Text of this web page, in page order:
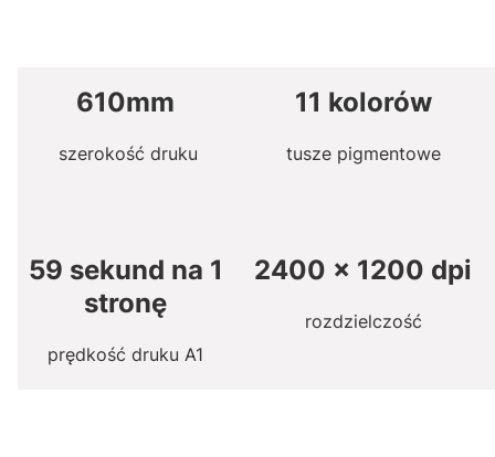
610mm
szerokość druku
11 kolorów
tusze pigmentowe
59 sekund na 1
stronę
prędkość druku A1
2400 x 1200 dpi
rozdzielczość